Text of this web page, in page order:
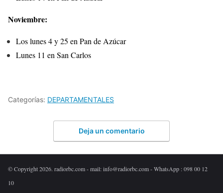
Noviembre:
Los lunes 4 y 25 en Pan de Azúcar
Lunes 11 en San Carlos
Categorías: DEPARTAMENTALES
Deja un comentario
© Copyright 2026. radiorbc.com - mail: info@radiorbc.com - WhatsApp : 098 00 12
10